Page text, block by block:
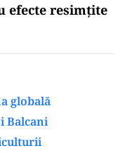
efecte resimțite
globală
Balcani